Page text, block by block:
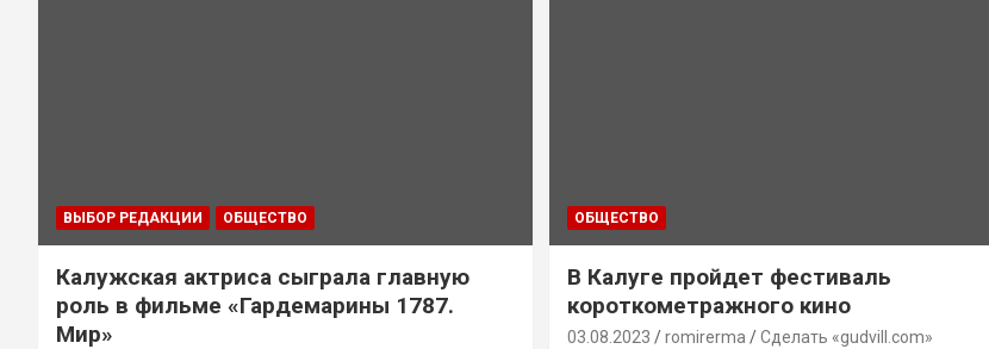
ВЫБОР РЕДАКЦИИ ОБЩЕСТВО
Калужская актриса сыграла главную
роль в фильме «Гардемарины 1787.
Мир»
ОБЩЕСТВО
В Калуге пройдет фестиваль
короткометражного кино
03.08.2023 romirerma
Сделать «gudvill.com»